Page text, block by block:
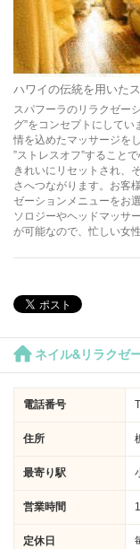
ハワイの伝統を用いた
スパフーラのリラクゼー
グ”をコンセプトにして
情を込めたマッサージを
”ストレスオフ”すること
きれいにリセットされ、
さへつながります。お客
ゼーションメニューをお
ソロジーやヘッドマッサ
が可能なので、忙しい女
ネイル&リラクゼ
電話番号
住所
最寄り駅
営業時間
定休日